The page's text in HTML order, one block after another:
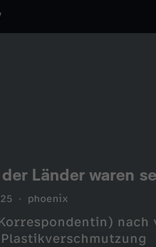
Länder waren
phoenix
nach